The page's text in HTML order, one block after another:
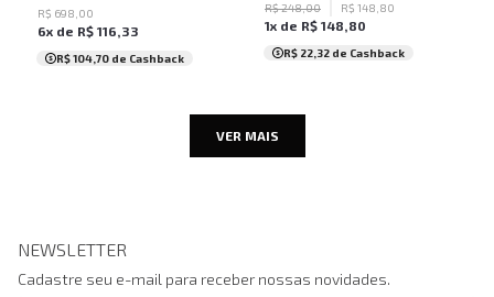
R$ 698 00
6x de R$ 116,33
R$ 104,70 de Cashback
R$248,00 R$ 148 80
1x de R$ 148,80
R$ 22,32 de Cashback
VER MAIS
NEWSLETTER
Cadastre seu e-mail para receber nossas novidades.